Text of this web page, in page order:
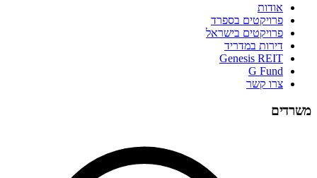
אודות
פרויקטים בספרד
פרויקטים בישראל
דירות במדריד
Genesis REIT
G Fund
צרו קשר
משרדים